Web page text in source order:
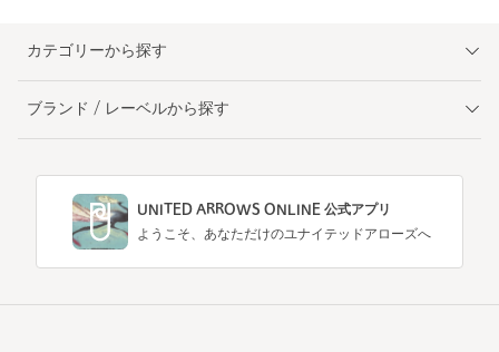
カテゴリーから探す
ブランド / レーベルから探す
UNITED ARROWS ONLINE 公式アプリ
ようこそ、あなただけのユナイテッドアローズへ